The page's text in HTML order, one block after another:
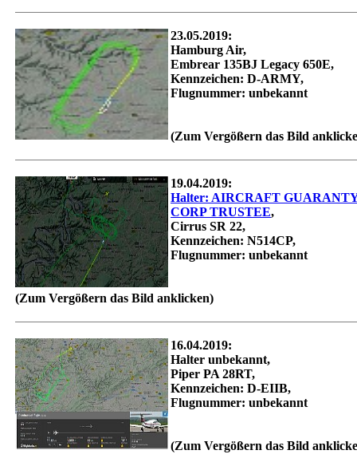
23.05.2019:
Hamburg Air,
Embrear 135BJ Legacy 650E,
Kennzeichen: D-ARMY,
Flugnummer: unbekannt
(Zum Vergößern das Bild
19.04.2019:
Halter: AIRCRAFT
CORP TRUSTEE,
Cirrus SR 22,
Kennzeichen: N514CP,
Flugnummer: unbekannt
(Zum Vergößern das Bild anklicken)
16.04.2019:
Halter unbekannt,
Piper PA 28RT,
Kennzeichen: D-EIIB,
Flugnummer: unbekannt
(Zum Vergößern das Bild